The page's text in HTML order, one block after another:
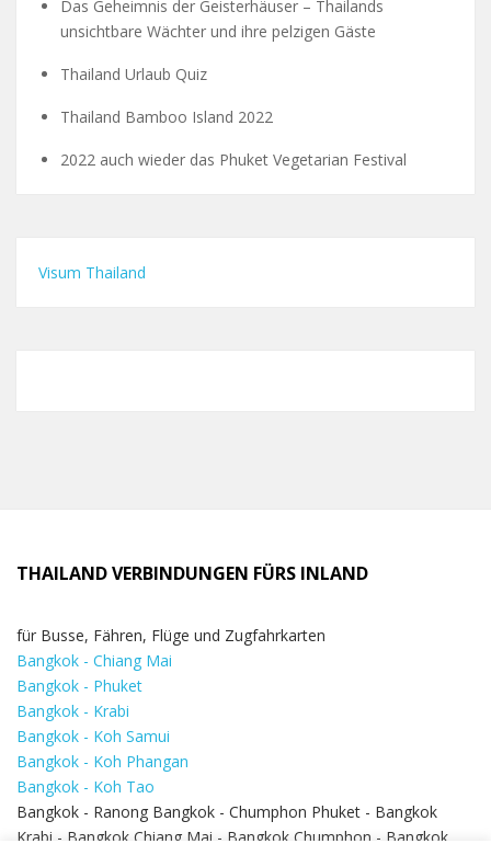
Das Geheimnis der Geisterhäuser – Thailands
unsichtbare Wächter und ihre pelzigen Gäste
Thailand Urlaub Quiz
Thailand Bamboo Island 2022
2022 auch wieder das Phuket Vegetarian Festival
Visum Thailand
THAILAND VERBINDUNGEN FÜRS INLAND
für Busse, Fähren, Flüge und Zugfahrkarten
Bangkok - Chiang Mai
Bangkok - Phuket
Bangkok - Krabi
Bangkok - Koh Samui
Bangkok - Koh Phangan
Bangkok - Koh Tao
Bangkok - Ranong Bangkok - Chumphon Phuket - Bangkok
Krabi - Bangkok Chiang Mai - Bangkok Chumphon - Bangkok